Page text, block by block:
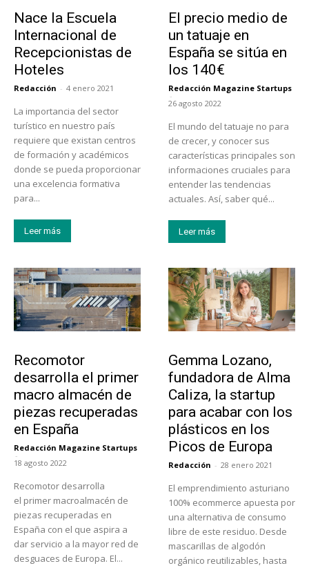
Nace la Escuela
Internacional de
Recepcionistas de
Hoteles
Redacción - 4 enero 2021
La importancia del sector
turístico en nuestro país
requiere que existan centros
de formación y académicos
donde se pueda proporcionar
una excelencia formativa
para...
Leer más
El precio medio de
un tatuaje en
España se sitúa en
los 140€
Redacción Magazine Startups
-
26 agosto 2022
El mundo del tatuaje no para
de crecer, y conocer sus
características principales son
informaciones cruciales para
entender las tendencias
actuales. Así, saber qué...
Leer más
Recomotor
desarrolla el primer
macro almacén de
piezas recuperadas
en España
Redacción Magazine Startups
-
18 agosto 2022
Recomotor desarrolla
el primer macroalmacén de
piezas recuperadas en
España con el que aspira a
dar servicio a la mayor red de
desguaces de Europa. El...
Gemma Lozano,
fundadora de Alma
Caliza, la startup
para acabar con los
plásticos en los
Picos de Europa
Redacción - 28 enero 2021
El emprendimiento asturiano
100% ecommerce apuesta por
una alternativa de consumo
libre de este residuo. Desde
mascarillas de algodón
orgánico reutilizables, hasta